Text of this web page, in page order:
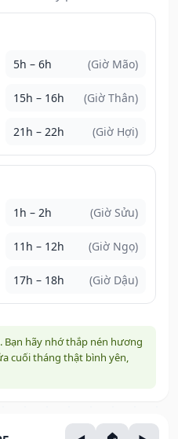
5h – 6h (Giờ Mão)
15h – 16h (Giờ Thân)
21h – 22h (Giờ Hợi)
1h – 2h (Giờ Sửu)
11h – 12h (Giờ Ngọ)
17h – 18h (Giờ Dậu)
Bạn hãy nhớ thắp nén hương
cuối tháng thật bình yên,